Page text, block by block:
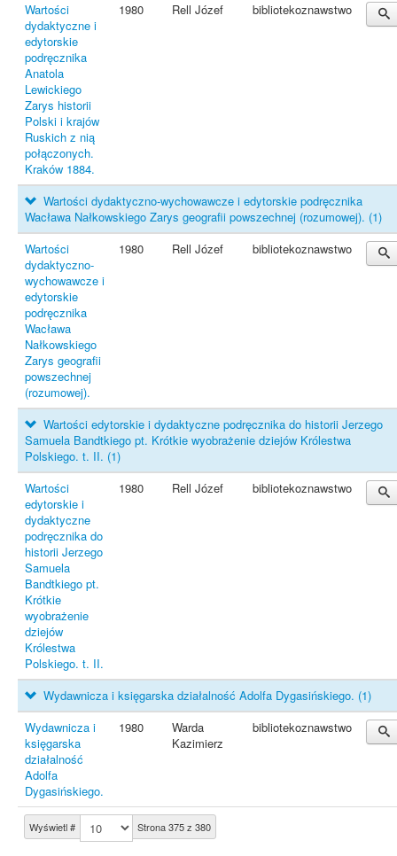
Wyświetl # Strona 375 z 380
Wartości
dydaktyczne i
edytorskie
podręcznika
Anatola
Lewickiego
Zarys historii
Polski i krajów
Ruskich z nią
połączonych.
Kraków 1884.
1980 Rell Józef bibliotekoznawstwo
Wartości dydaktyczno-wychowawcze i edytorskie podręcznika
Wacława Nałkowskiego Zarys geografii powszechnej (rozumowej). (1)
Wartości
dydaktyczno-
wychowawcze i
edytorskie
podręcznika
Wacława
Nałkowskiego
Zarys geografii
powszechnej
(rozumowej).
1980 Rell Józef bibliotekoznawstwo
Wartości edytorskie i dydaktyczne podręcznika do historii Jerzego
Samuela Bandtkiego pt. Krótkie wyobrażenie dziejów Królestwa
Polskiego. t. II. (1)
Wartości
edytorskie i
dydaktyczne
podręcznika do
historii Jerzego
Samuela
Bandtkiego pt.
Krótkie
wyobrażenie
dziejów
Królestwa
Polskiego. t. II.
1980 Rell Józef bibliotekoznawstwo
Wydawnicza i księgarska działalność Adolfa Dygasińskiego. (1)
Wydawnicza i
księgarska
działalność
Adolfa
Dygasińskiego.
1980
Warda
Kazimierz
bibliotekoznawstwo